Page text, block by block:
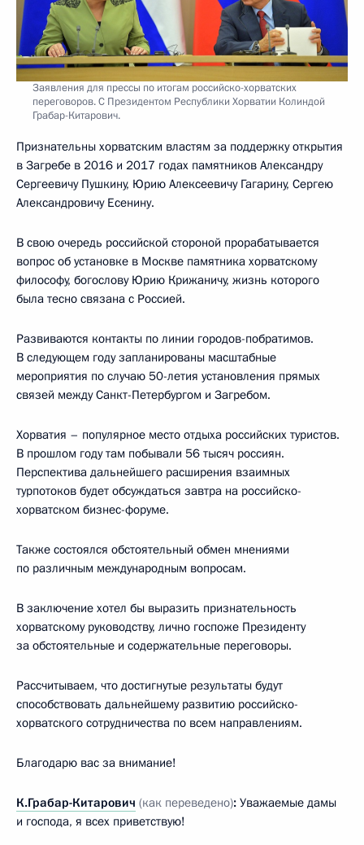
Заявления для прессы по итогам российско-хорватских
переговоров. С Президентом Республики Хорватии Колиндой
Грабар-Китарович.
Признательны хорватским властям за поддержку открытия
в Загребе в 2016 и 2017 годах памятников Александру
Сергеевичу Пушкину, Юрию Алексеевичу Гагарину, Сергею
Александровичу Есенину.
В свою очередь российской стороной прорабатывается
вопрос об установке в Москве памятника хорватскому
философу, богослову Юрию Крижаничу, жизнь которого
была тесно связана с Россией.
Развиваются контакты по линии городов-побратимов.
В следующем году запланированы масштабные
мероприятия по случаю 50-летия установления прямых
связей между Санкт-Петербургом и Загребом.
Хорватия – популярное место отдыха российских туристов.
В прошлом году там побывали 56 тысяч россиян.
Перспектива дальнейшего расширения взаимных
турпотоков будет обсуждаться завтра на российско-
хорватском бизнес-форуме.
Также состоялся обстоятельный обмен мнениями
по различным международным вопросам.
В заключение хотел бы выразить признательность
хорватскому руководству, лично госпоже Президенту
за обстоятельные и содержательные переговоры.
Рассчитываем, что достигнутые результаты будут
способствовать дальнейшему развитию российско-
хорватского сотрудничества по всем направлениям.
Благодарю вас за внимание!
К.Грабар-Китарович (как переведено): Уважаемые дамы
и господа, я всех приветствую!